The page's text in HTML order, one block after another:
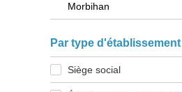
Morbihan
Par type d'établissement
Siège social